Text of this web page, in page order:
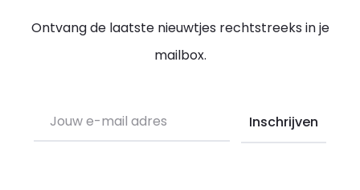
Ontvang de laatste nieuwtjes rechtstreeks in je
mailbox.